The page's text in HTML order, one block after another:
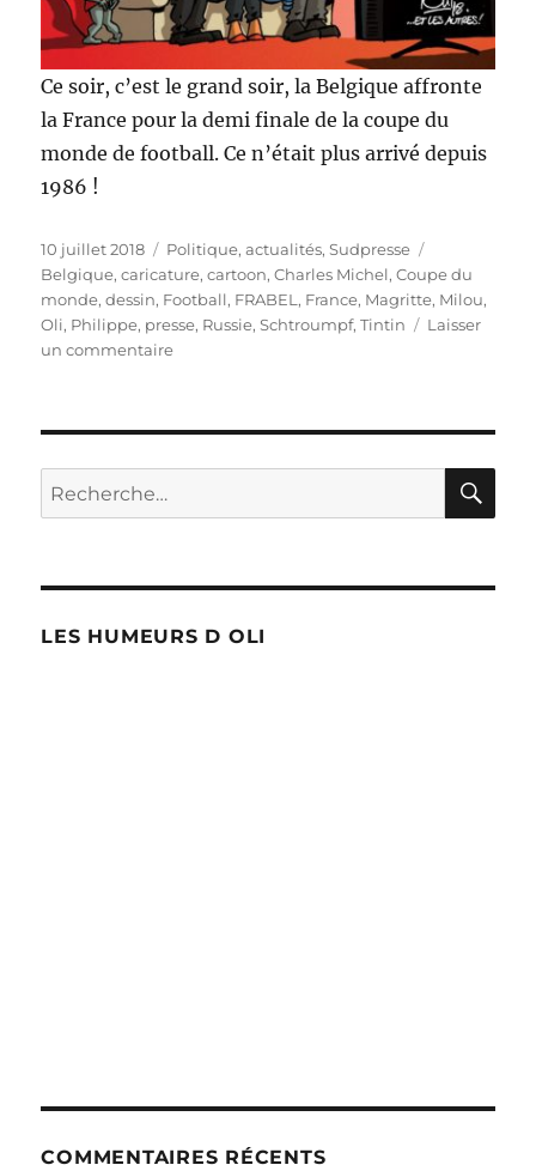
Ce soir, c’est le grand soir, la Belgique affronte
la France pour la demi finale de la coupe du
monde de football. Ce n’était plus arrivé depuis
1986 !
Publié
le
10 juillet 2018 Catégories
Politique, actualités,Sudpresse
Belgique,caricature,cartoon,Charles Michel,Coupe du
monde,dessin, Football, FRABEL , France, Magritte, Milou,
Oli, Philippe, presse, Russie,Schtroumpf,Tintin
Laisser
un commentairesur
?
Recherche
pour :
LES HUMEURS D OLI
COMMENTAIRES RÉCENTS